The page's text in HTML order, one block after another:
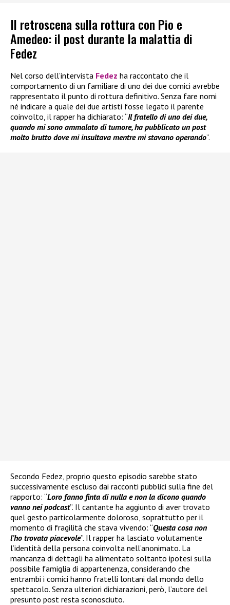
Il retroscena sulla rottura con Pio e
Amedeo: il post durante la malattia di
Fedez
Nel corso dell’intervista Fedez ha raccontato che il
comportamento di un familiare di uno dei due comici avrebbe
rappresentato il punto di rottura definitivo. Senza fare nomi
né indicare a quale dei due artisti fosse legato il parente
coinvolto, il rapper ha dichiarato: “Il fratello di uno dei due,
quando mi sono ammalato di tumore, ha pubblicato un post
molto brutto dove mi insultava mentre mi stavano operando”.
Secondo Fedez, proprio questo episodio sarebbe stato
successivamente escluso dai racconti pubblici sulla fine del
rapporto: “Loro fanno finta di nulla e non la dicono quando
vanno nei podcast”. Il cantante ha aggiunto di aver trovato
quel gesto particolarmente doloroso, soprattutto per il
momento di fragilità che stava vivendo: “Questa cosa non
l’ho trovata piacevole”. Il rapper ha lasciato volutamente
l’identità della persona coinvolta nell’anonimato. La
mancanza di dettagli ha alimentato soltanto ipotesi sulla
possibile famiglia di appartenenza, considerando che
entrambi i comici hanno fratelli lontani dal mondo dello
spettacolo. Senza ulteriori dichiarazioni, però, l’autore del
presunto post resta sconosciuto.